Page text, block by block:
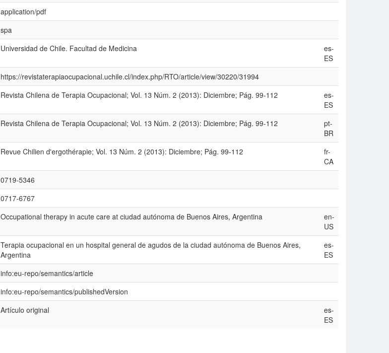
application/pdf
spa
Universidad de Chile. Facultad de Medicina
es-
ES
https://revistaterapiaocupacional.uchile.cl/index.php/RTO/article/view/30220/31994
Revista Chilena de Terapia Ocupacional; Vol. 13 Núm. 2 (2013): Diciembre; Pág. 99-112
es-
ES
Revista Chilena de Terapia Ocupacional; Vol. 13 Núm. 2 (2013): Diciembre; Pág. 99-112
pt-
BR
Revue Chilien d'ergothérapie; Vol. 13 Núm. 2 (2013): Diciembre; Pág. 99-112
fr-
CA
0719-5346
0717-6767
Occupational therapy in acute care at ciudad autónoma de Buenos Aires, Argentina
en-
US
Terapia ocupacional en un hospital general de agudos de la ciudad autónoma de Buenos Aires,
Argentina
es-
ES
info:eu-repo/semantics/article
info:eu-repo/semantics/publishedVersion
Artículo original
es-
ES